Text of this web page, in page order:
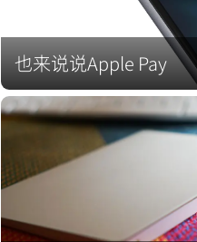
也来说说Apple Pay